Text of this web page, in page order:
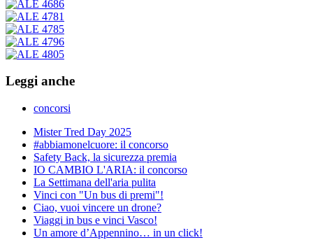
Leggi anche
concorsi
Mister Tred Day 2025
#abbiamonelcuore: il concorso
Safety Back, la sicurezza premia
IO CAMBIO L'ARIA: il concorso
La Settimana dell'aria pulita
Vinci con "Un bus di premi"!
Ciao, vuoi vincere un drone?
Viaggi in bus e vinci Vasco!
Un amore d’Appennino… in un click!